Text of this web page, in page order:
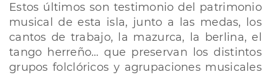
Estos últimos son testimonio del patrimonio
musical de esta isla, junto a las medas, los
cantos de trabajo, la mazurca, la berlina, el
tango herreño… que preservan los distintos
grupos folclóricos y agrupaciones musicales